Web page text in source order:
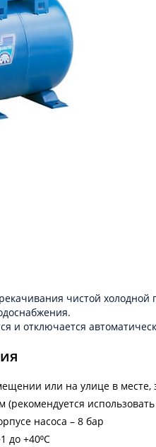
чистой
и отключается
или на улице в
насоса – 8 бар
до +40⁰С